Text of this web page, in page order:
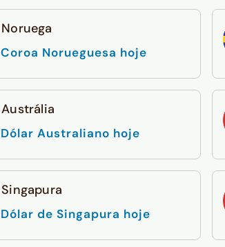
Noruega
Coroa Norueguesa hoje
Austrália
Dólar Australiano hoje
Singapura
Dólar de Singapura hoje